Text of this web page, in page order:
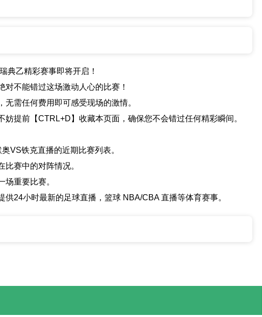
典乙精彩赛事即将开启！
对不能错过这场激动人心的比赛！
需任何费用即可感受现场的激情。
提前【CTRL+D】收藏本页面，确保您不会错过任何精彩瞬间。
VS铁克直播的近期比赛列表。
赛中的对阵情况。
场重要比赛。
24小时最新的足球直播，篮球 NBA/CBA 直播等体育赛事。